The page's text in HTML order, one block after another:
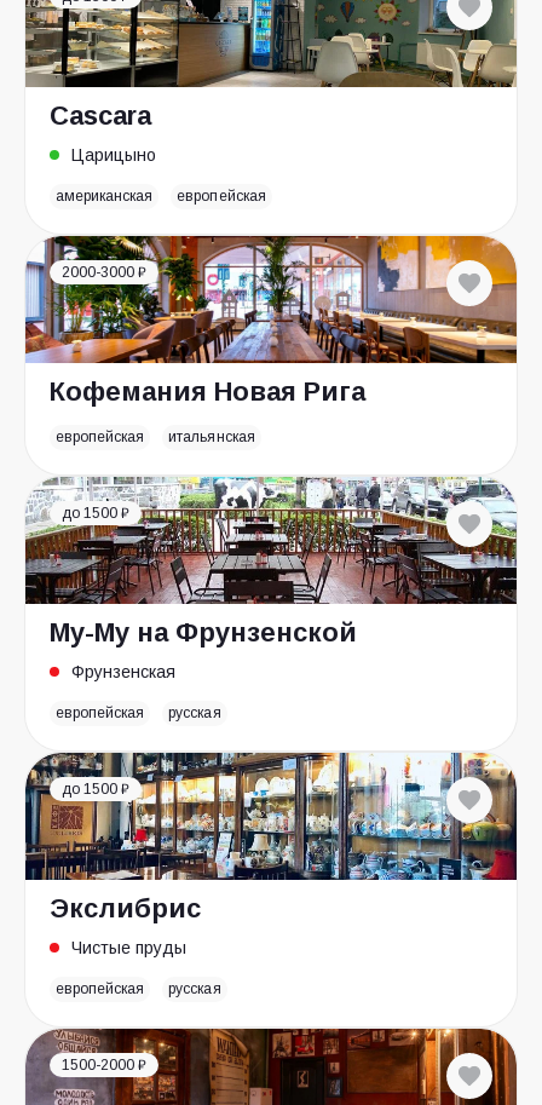
Cascara
Царицыно
американская европейская
2000-3000 ₽
Кофемания Новая Рига
европейская итальянская
до 1500 ₽
Му-Му на Фрунзенской
Фрунзенская
европейская русская
до 1500 ₽
Экслибрис
Чистые пруды
европейская русская
1500-2000 ₽